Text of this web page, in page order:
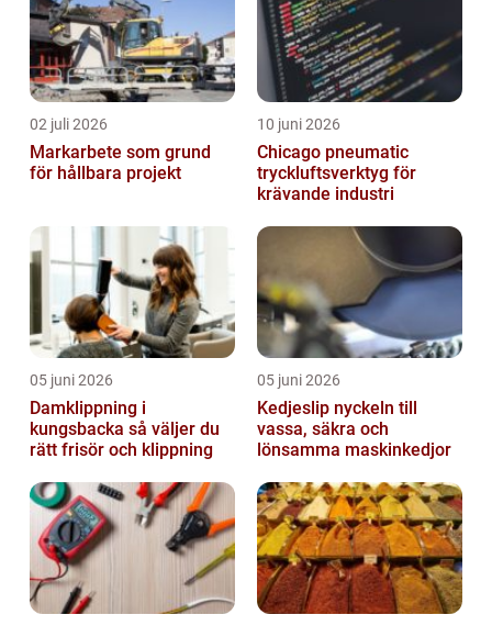
02 juli 2026
Markarbete som grund
för hållbara projekt
10 juni 2026
Chicago pneumatic
tryckluftsverktyg för
krävande industri
05 juni 2026
Damklippning i
kungsbacka så väljer du
rätt frisör och klippning
05 juni 2026
Kedjeslip nyckeln till
vassa, säkra och
lönsamma maskinkedjor